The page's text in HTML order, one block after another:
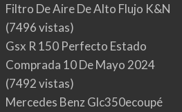
Filtro De Aire De Alto Flujo K&N
(7496 vistas)
Gsx R 150 Perfecto Estado
Comprada 10 De Mayo 2024
(7492 vistas)
Mercedes Benz Glc350ecoupé